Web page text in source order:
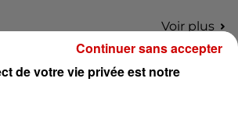
Voir plus
vos places pour le
Festival du Roi Arthur 2026 !
de votre vie privée est notre
Continuer sans accepter